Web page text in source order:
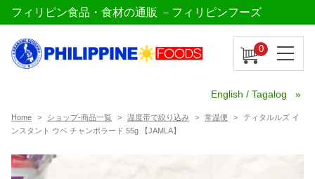
フィリピン食品・食材の通販 －フィリピンフーズ
0
English / Tagalog
Home ショップ-商品一覧 温度帯で絞り込み 常温便
ティタルルズ イ
ンスタント ウベ チャンポラード 55g 【JAMLA】